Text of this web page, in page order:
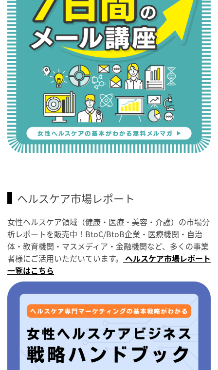
ヘルスケア市場レポート
女性ヘルスケア領域（健康・医療・美容・介護）の市場分
析レポートを販売中！BtoC/BtoB企業・医療機関・自治
体・教育機関・マスメディア・金融機関など、多くの事業
者様にご活用いただいています。 ヘルスケア市場レポート
一覧はこちら